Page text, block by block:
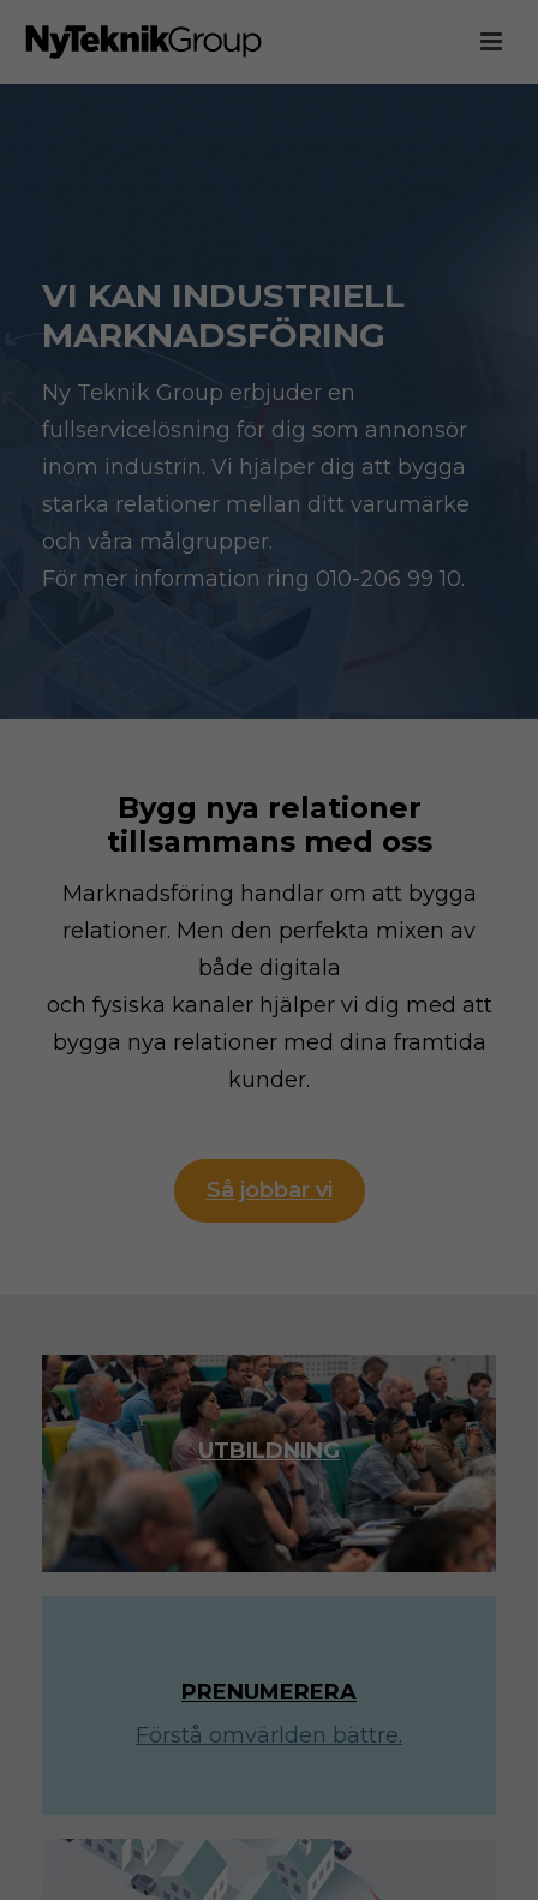
VI KAN INDUSTRIELL
MARKNADSFÖRING
Ny Teknik Group erbjuder en
fullservicelösning för dig som annonsör
inom industrin. Vi hjälper dig att bygga
starka relationer mellan ditt varumärke
och våra målgrupper.
För mer information ring 010-206 99 10.
Bygg nya relationer
tillsammans med oss
Marknadsföring handlar om att bygga
relationer. Men den perfekta mixen av
både digitala
och fysiska kanaler hjälper vi dig med att
bygga nya relationer med dina framtida
kunder.
Så jobbar vi
UTBILDNING
PRENUMERERA
Förstå omvärlden bättre.